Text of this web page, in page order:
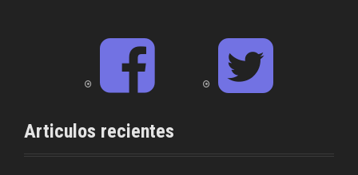
a
k
w
Articulos recientes